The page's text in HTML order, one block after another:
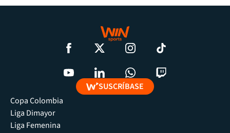
SUSCRÍBASE
Copa Colombia
Liga Dimayor
Liga Femenina